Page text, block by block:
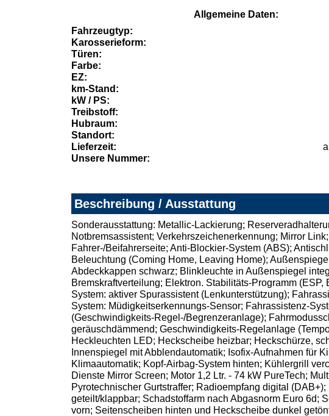
Allgemeine Daten:
Fahrzeugtyp:
Karosserieform:
Türen:
Farbe:
EZ:
km-Stand:
kW / PS:
Treibstoff:
Hubraum:
Standort:
Lieferzeit:
Unsere Nummer:
Beschreibung / Ausstattung
Sonderausstattung: Metallic-Lackierung;
Notbremsassistent; Verkehrszeichenerkennung; Mirror
Fahrer-/Beifahrerseite; Anti-Blockier-System (ABS);
Beleuchtung (Coming Home, Leaving Home);
Abdeckkappen schwarz; Blinkleuchte in Außenspiegel
Bremskraftverteilung; Elektron. Stabilitäts-Programm
System: aktiver Spurassistent (Lenkunterstützung);
System: Müdigkeitserkennungs-Sensor; Fahrassistenz-
(Geschwindigkeits-Regel-/Begrenzeranlage);
geräuschdämmend; Geschwindigkeits-Regelanlage
Heckleuchten LED; Heckscheibe heizbar; Heckschürze,
Innenspiegel mit Abblendautomatik; Isofix-Aufnahmen für
Klimaautomatik; Kopf-Airbag-System hinten; Kühlergrill
Dienste Mirror Screen; Motor 1,2 Ltr. - 74 kW PureTech;
Pyrotechnischer Gurtstraffer; Radioempfang digital
geteilt/klappbar; Schadstoffarm nach Abgasnorm Euro 6d;
vorn; Seitenscheiben hinten und Heckscheibe dunkel